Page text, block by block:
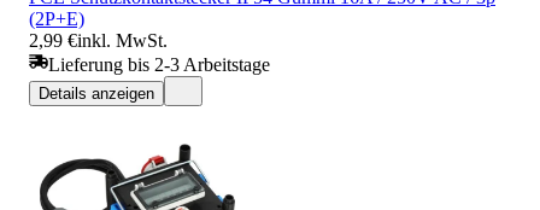
(2P+E)
2,99 €inkl. MwSt.
Lieferung bis 2-3 Arbeitstage
Details anzeigen